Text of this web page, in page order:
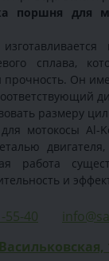
поршня для
сплава,
прочность. Он
размеру
мотокосы Al-
работа
и
55-40